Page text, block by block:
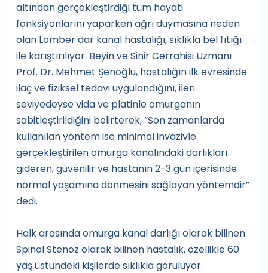
altından gerçekleştirdiği tüm hayati
fonksiyonlarını yaparken ağrı duymasına neden
olan Lomber dar kanal hastalığı, sıklıkla bel fıtığı
ile karıştırılıyor. Beyin ve Sinir Cerrahisi Uzmanı
Prof. Dr. Mehmet Şenoğlu, hastalığın ilk evresinde
ilaç ve fiziksel tedavi uygulandığını, ileri
seviyedeyse vida ve platinle omurganın
sabitleştirildiğini belirterek, “Son zamanlarda
kullanılan yöntem ise minimal invazivle
gerçekleştirilen omurga kanalındaki darlıkları
gideren, güvenilir ve hastanın 2-3 gün içerisinde
normal yaşamına dönmesini sağlayan yöntemdir”
dedi.
Halk arasında omurga kanal darlığı olarak bilinen
Spinal Stenoz olarak bilinen hastalık, özellikle 60
yaş üstündeki kişilerde sıklıkla görülüyor.